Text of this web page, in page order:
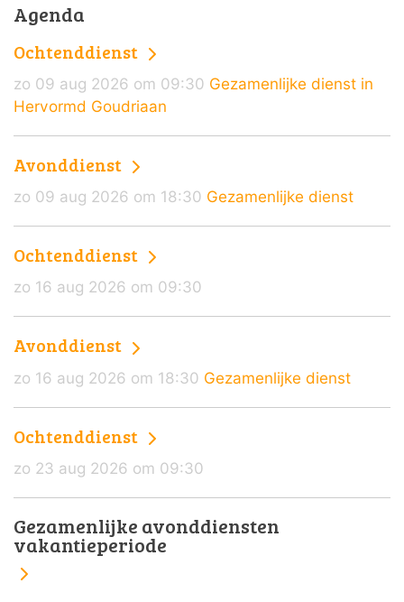
Agenda
Ochtenddienst
zo 09 aug 2026 om 09:30 Gezamenlijke dienst in
Hervormd Goudriaan
Avonddienst
zo 09 aug 2026 om 18:30 Gezamenlijke dienst
Ochtenddienst
zo 16 aug 2026 om 09:30
Avonddienst
zo 16 aug 2026 om 18:30 Gezamenlijke dienst
Ochtenddienst
zo 23 aug 2026 om 09:30
Gezamenlijke avonddiensten
vakantieperiode